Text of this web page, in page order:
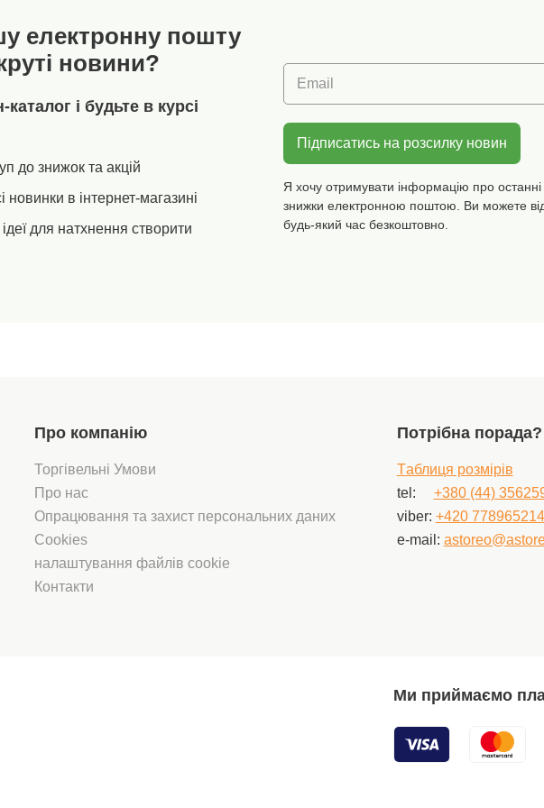
електронну пошту
новини?
і будьте в курсі
до знижок та акцій
в інтернет-магазині
для натхнення створити
Email
Підписатись на розсилку новин
Я хочу отримувати інформацію про останні
знижки електронною поштою. Ви можете
будь-який час безкоштовно.
Про компанію
Торгівельні Умови
Про нас
Опрацювання та захист персональних даних
Cookies
налаштування файлів cookie
Контакти
Потрібна порада?
Tаблиця розмірів
tel:
+380 (44)
viber: +420 778965214
e-mail:
Ми приймаємо